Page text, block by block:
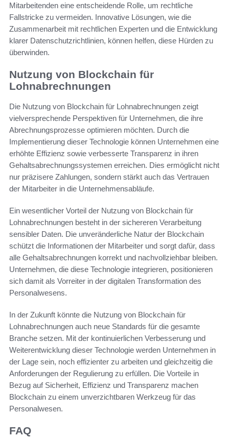
Mitarbeitenden eine entscheidende Rolle, um rechtliche
Fallstricke zu vermeiden. Innovative Lösungen, wie die
Zusammenarbeit mit rechtlichen Experten und die Entwicklung
klarer Datenschutzrichtlinien, können helfen, diese Hürden zu
überwinden.
Nutzung von Blockchain für
Lohnabrechnungen
Die Nutzung von Blockchain für Lohnabrechnungen zeigt
vielversprechende Perspektiven für Unternehmen, die ihre
Abrechnungsprozesse optimieren möchten. Durch die
Implementierung dieser Technologie können Unternehmen eine
erhöhte Effizienz sowie verbesserte Transparenz in ihren
Gehaltsabrechnungssystemen erreichen. Dies ermöglicht nicht
nur präzisere Zahlungen, sondern stärkt auch das Vertrauen
der Mitarbeiter in die Unternehmensabläufe.
Ein wesentlicher Vorteil der Nutzung von Blockchain für
Lohnabrechnungen besteht in der sichereren Verarbeitung
sensibler Daten. Die unveränderliche Natur der Blockchain
schützt die Informationen der Mitarbeiter und sorgt dafür, dass
alle Gehaltsabrechnungen korrekt und nachvollziehbar bleiben.
Unternehmen, die diese Technologie integrieren, positionieren
sich damit als Vorreiter in der digitalen Transformation des
Personalwesens.
In der Zukunft könnte die Nutzung von Blockchain für
Lohnabrechnungen auch neue Standards für die gesamte
Branche setzen. Mit der kontinuierlichen Verbesserung und
Weiterentwicklung dieser Technologie werden Unternehmen in
der Lage sein, noch effizienter zu arbeiten und gleichzeitig die
Anforderungen der Regulierung zu erfüllen. Die Vorteile in
Bezug auf Sicherheit, Effizienz und Transparenz machen
Blockchain zu einem unverzichtbaren Werkzeug für das
Personalwesen.
FAQ